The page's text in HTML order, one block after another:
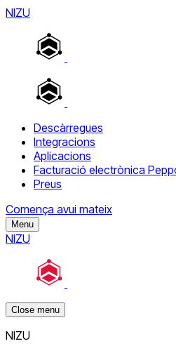
NIZU
Descàrregues
Integracions
Aplicacions
Facturació electrònica
Preus
Comença avui mateix
Menu
NIZU
Close menu
NIZU